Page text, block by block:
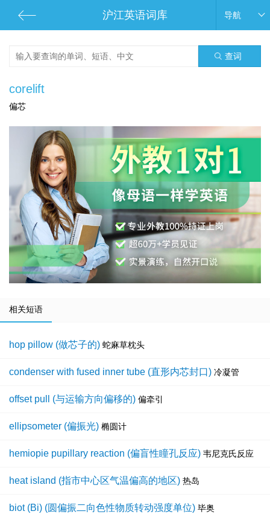
沪江英语词库 导航
查词
corelift
偏芯
相关短语
hop pillow (做芯子的) 蛇麻草枕头
condenser with fused inner tube (直形内芯封口) 冷凝管
offset pull (与运输方向偏移的) 偏牵引
ellipsometer (偏振光) 椭圆计
hemiopie pupillary reaction (偏盲性瞳孔反应) 韦尼克氏反应
heat island (指市中心区气温偏高的地区) 热岛
biot (Bi) (圆偏振二向色性物质转动强度单位) 毕奥